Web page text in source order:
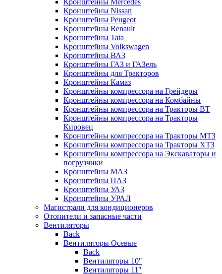
Кронштейны Nissan
Кронштейны Peugeot
Кронштейны Renault
Кронштейны Tata
Кронштейны Volkswagen
Кронштейны ВАЗ
Кронштейны ГАЗ и ГАЗель
Кронштейны для Тракторов
Кронштейны Камаз
Кронштейны компрессора на Грейдеры
Кронштейны компрессора на Комбайны
Кронштейны компрессора на Тракторы ВТ
Кронштейны компрессора на Тракторы
Кировец
Кронштейны компрессора на Тракторы МТЗ
Кронштейны компрессора на Тракторы ХТЗ
Кронштейны компрессора на Экскаваторы и
погрузчики
Кронштейны МАЗ
Кронштейны ПАЗ
Кронштейны УАЗ
Кронштейны УРАЛ
Магистрали для кондиционеров
Отопители и запасные части
Вентиляторы
Back
Вентиляторы Осевые
Back
Вентиляторы 10″
Вентиляторы 11″